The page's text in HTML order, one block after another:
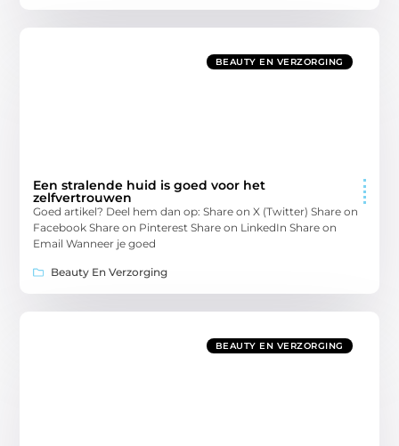
BEAUTY EN VERZORGING
Een stralende huid is goed voor het
zelfvertrouwen
Goed artikel? Deel hem dan op: Share on X (Twitter) Share on
Facebook Share on Pinterest Share on LinkedIn Share on
Email Wanneer je goed
Beauty En Verzorging
BEAUTY EN VERZORGING